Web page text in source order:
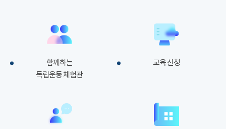
함께하는
독립운동 체험관
교육 신청